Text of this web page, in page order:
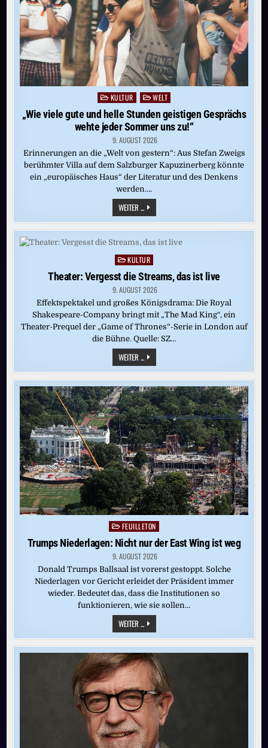
Posted
in
KULTUR WELT
„Wie viele gute und helle Stunden geistigen Gesprächs
wehte jeder Sommer uns zu!“
9. AUGUST 2026
Erinnerungen an die „Welt von gestern“: Aus Stefan Zweigs
berühmter Villa auf dem Salzburger Kapuzinerberg könnte
ein „europäisches Haus“ der Literatur und des Denkens
werden….
WEITER ...„WIE
VIELE
GUTE
UND
HELLE
STUNDEN
GEISTIGEN
GESPRÄCHS
WEHTE
JEDER
SOMMER
UNS
ZU!“
Posted
in
KULTUR
Theater: Vergesst die Streams, das ist live
9. AUGUST 2026
Effektspektakel und großes Königsdrama: Die Royal
Shakespeare-Company bringt mit „The Mad King“, ein
Theater-Prequel der „Game of Thrones“-Serie in London auf
die Bühne. Quelle: SZ…
WEITER ...THEATER:
VERGESST
DIE
STREAMS,
DAS
IST
LIVE
Posted
in
FEUILLETON
Trumps Niederlagen: Nicht nur der East Wing ist weg
9. AUGUST 2026
Donald Trumps Ballsaal ist vorerst gestoppt. Solche
Niederlagen vor Gericht erleidet der Präsident immer
wieder. Bedeutet das, dass die Institutionen so
funktionieren, wie sie sollen…
WEITER ...TRUMPS
NIEDERLAGEN:
NICHT
NUR
DER
EAST
WING
IST
WEG